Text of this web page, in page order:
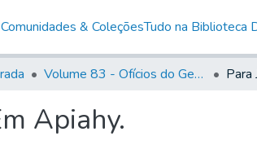
Comunidades & ColeçõesTudo na Biblioteca
Volume 83 - Ofícios do General Martim Lopes Lobo de Saldanha (Governador da Capitania): 1780- 1782
Apiahy.